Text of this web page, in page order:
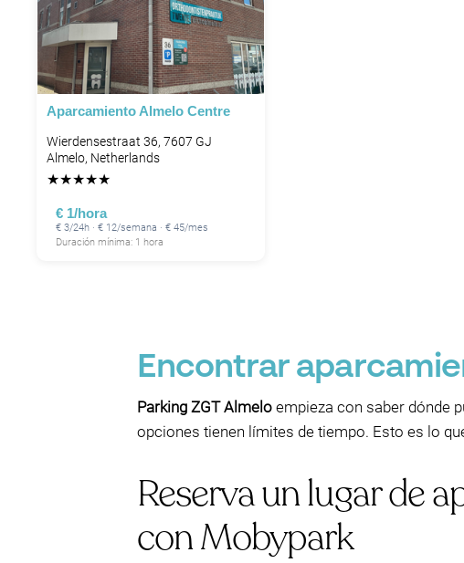
Aparcamiento Almelo Centre
Wierdensestraat 36, 7607 GJ
Almelo, Netherlands
★★★★★
€ 1/hora
€ 3/24h · € 12/semana · € 45/mes
Duración mínima: 1 hora
Encontrar
Parking ZGT Almelo empieza con saber dónde
opciones tienen límites de tiempo. Esto es lo
Reserva un lugar de
con Mobypark